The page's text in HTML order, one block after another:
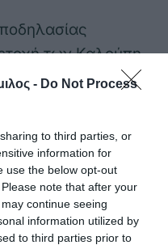
- Do Not Process
to third parties, or
information for
use the below opt-out
note that after your
continue seeing
information utilized by
to third parties prior to
των Καλούπη,
τη συμμετοχή του
sprint αποστασης